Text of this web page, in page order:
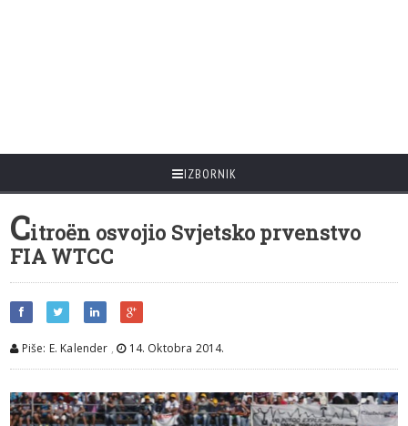
IZBORNIK
Citroën osvojio Svjetsko prvenstvo
FIA WTCC
Piše: E. Kalender , 14. Oktobra 2014.